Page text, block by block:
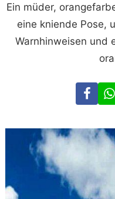
Ein müder,
eine kniende Pose,
Warnhinweisen und